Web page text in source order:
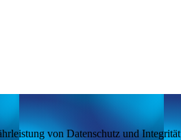
von Datenschutz und Integrität